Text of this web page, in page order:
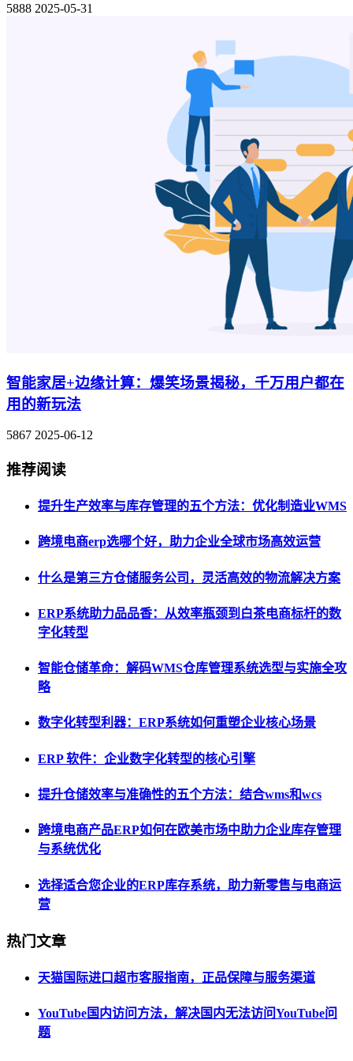
5888 2025-05-31
智能家居+边缘计算：爆笑场景揭秘，千万用户都在
用的新玩法
5867 2025-06-12
推荐阅读
提升生产效率与库存管理的五个方法：优化制造业WMS
跨境电商erp选哪个好，助力企业全球市场高效运营
什么是第三方仓储服务公司，灵活高效的物流解决方案
ERP系统助力品品香：从效率瓶颈到白茶电商标杆的数
字化转型
智能仓储革命：解码WMS仓库管理系统选型与实施全攻
略
数字化转型利器：ERP系统如何重塑企业核心场景
ERP 软件：企业数字化转型的核心引擎
提升仓储效率与准确性的五个方法：结合wms和wcs
跨境电商产品ERP如何在欧美市场中助力企业库存管理
与系统优化
选择适合您企业的ERP库存系统，助力新零售与电商运
营
热门文章
天猫国际进口超市客服指南，正品保障与服务渠道
YouTube国内访问方法，解决国内无法访问YouTube问
题